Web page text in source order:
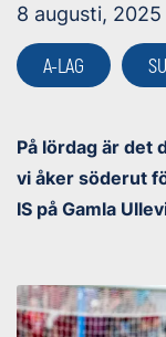
8 augusti, 2025
A-LAG
På lördag är det
vi åker söderut
IS på Gamla